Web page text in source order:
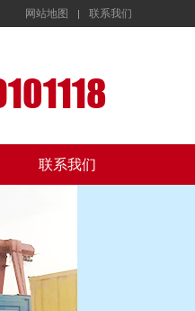
网站地图 联系我们
联系我们